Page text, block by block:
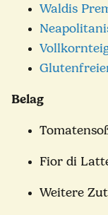
Waldis
Belag
Fior di
Weitere